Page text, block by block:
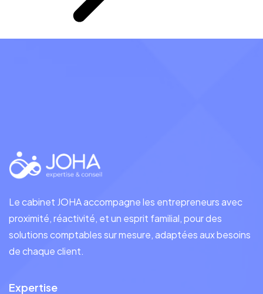
Le cabinet JOHA accompagne les entrepreneurs avec
proximité, réactivité, et un esprit familial, pour des
solutions comptables sur mesure, adaptées aux besoins
de chaque client.
Expertise